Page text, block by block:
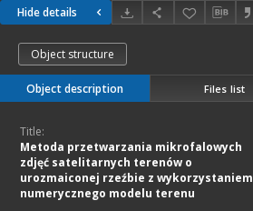
Hide details
Object structure
Object description Files list
Title:
Metoda przetwarzania mikrofalowych
zdjęć satelitarnych terenów o
urozmaiconej rzeźbie z wykorzystaniem
numerycznego modelu terenu